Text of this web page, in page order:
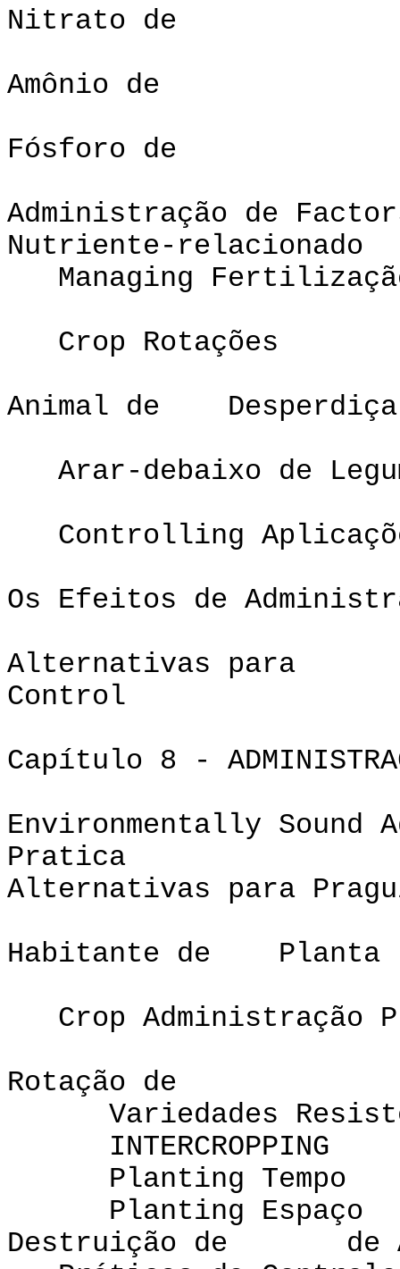
Nitrato de
Amônio de
Fósforo de
Nutriente-relacionado
Managing
Crop Rotações
Animal de Desperdiça
Arar-debaixo de
Controlling
Os Efeitos de
Alternativas para
Control
Capítulo 8 -
Environmentally Sound
Alternativas para
Habitante de Planta
Crop Administração
Rotação de
Variedades
INTERCROPPING
Planting Tempo
Planting Espaço
Destruição de de